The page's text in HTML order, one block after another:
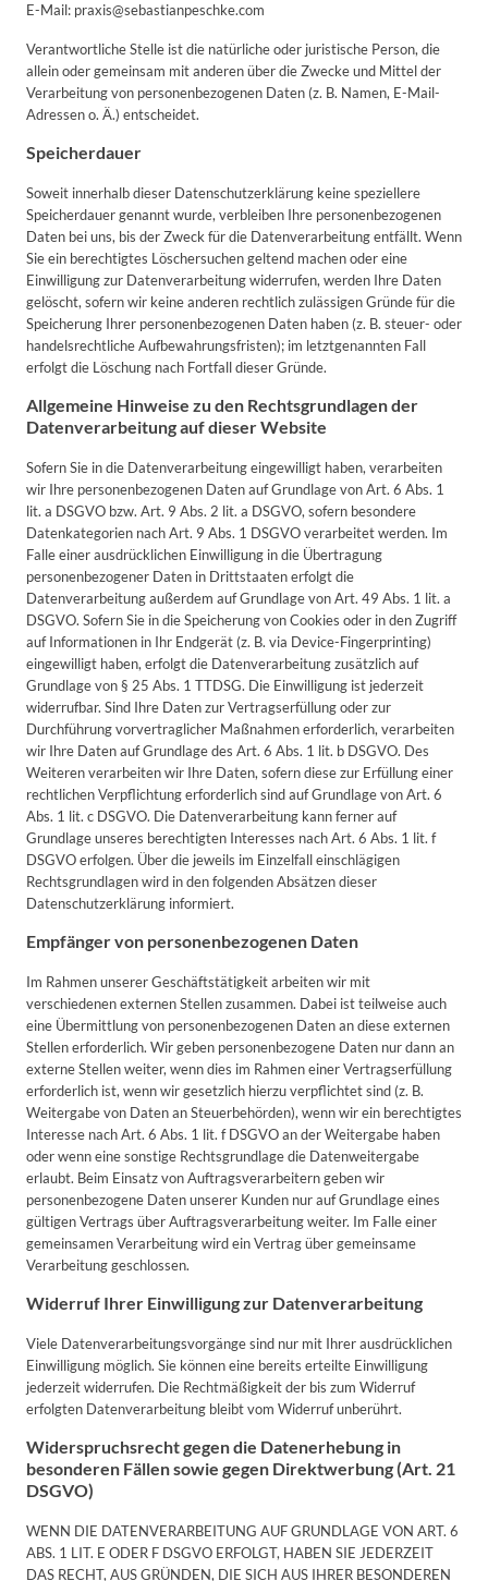
E-Mail: praxis@sebastianpeschke.com
Verantwortliche Stelle ist die natürliche oder juristische Person, die
allein oder gemeinsam mit anderen über die Zwecke und Mittel der
Verarbeitung von personenbezogenen Daten (z. B. Namen, E-Mail-
Adressen o. Ä.) entscheidet.
Speicherdauer
Soweit innerhalb dieser Datenschutzerklärung keine speziellere
Speicherdauer genannt wurde, verbleiben Ihre personenbezogenen
Daten bei uns, bis der Zweck für die Datenverarbeitung entfällt. Wenn
Sie ein berechtigtes Löschersuchen geltend machen oder eine
Einwilligung zur Datenverarbeitung widerrufen, werden Ihre Daten
gelöscht, sofern wir keine anderen rechtlich zulässigen Gründe für die
Speicherung Ihrer personenbezogenen Daten haben (z. B. steuer- oder
handelsrechtliche Aufbewahrungsfristen); im letztgenannten Fall
erfolgt die Löschung nach Fortfall dieser Gründe.
Allgemeine Hinweise zu den Rechtsgrundlagen der
Datenverarbeitung auf dieser Website
Sofern Sie in die Datenverarbeitung eingewilligt haben, verarbeiten
wir Ihre personenbezogenen Daten auf Grundlage von Art. 6 Abs. 1
lit. a DSGVO bzw. Art. 9 Abs. 2 lit. a DSGVO, sofern besondere
Datenkategorien nach Art. 9 Abs. 1 DSGVO verarbeitet werden. Im
Falle einer ausdrücklichen Einwilligung in die Übertragung
personenbezogener Daten in Drittstaaten erfolgt die
Datenverarbeitung außerdem auf Grundlage von Art. 49 Abs. 1 lit. a
DSGVO. Sofern Sie in die Speicherung von Cookies oder in den Zugriff
auf Informationen in Ihr Endgerät (z. B. via Device-Fingerprinting)
eingewilligt haben, erfolgt die Datenverarbeitung zusätzlich auf
Grundlage von § 25 Abs. 1 TTDSG. Die Einwilligung ist jederzeit
widerrufbar. Sind Ihre Daten zur Vertragserfüllung oder zur
Durchführung vorvertraglicher Maßnahmen erforderlich, verarbeiten
wir Ihre Daten auf Grundlage des Art. 6 Abs. 1 lit. b DSGVO. Des
Weiteren verarbeiten wir Ihre Daten, sofern diese zur Erfüllung einer
rechtlichen Verpflichtung erforderlich sind auf Grundlage von Art. 6
Abs. 1 lit. c DSGVO. Die Datenverarbeitung kann ferner auf
Grundlage unseres berechtigten Interesses nach Art. 6 Abs. 1 lit. f
DSGVO erfolgen. Über die jeweils im Einzelfall einschlägigen
Rechtsgrundlagen wird in den folgenden Absätzen dieser
Datenschutzerklärung informiert.
Empfänger von personenbezogenen Daten
Im Rahmen unserer Geschäftstätigkeit arbeiten wir mit
verschiedenen externen Stellen zusammen. Dabei ist teilweise auch
eine Übermittlung von personenbezogenen Daten an diese externen
Stellen erforderlich. Wir geben personenbezogene Daten nur dann an
externe Stellen weiter, wenn dies im Rahmen einer Vertragserfüllung
erforderlich ist, wenn wir gesetzlich hierzu verpflichtet sind (z. B.
Weitergabe von Daten an Steuerbehörden), wenn wir ein berechtigtes
Interesse nach Art. 6 Abs. 1 lit. f DSGVO an der Weitergabe haben
oder wenn eine sonstige Rechtsgrundlage die Datenweitergabe
erlaubt. Beim Einsatz von Auftragsverarbeitern geben wir
personenbezogene Daten unserer Kunden nur auf Grundlage eines
gültigen Vertrags über Auftragsverarbeitung weiter. Im Falle einer
gemeinsamen Verarbeitung wird ein Vertrag über gemeinsame
Verarbeitung geschlossen.
Widerruf Ihrer Einwilligung zur Datenverarbeitung
Viele Datenverarbeitungsvorgänge sind nur mit Ihrer ausdrücklichen
Einwilligung möglich. Sie können eine bereits erteilte Einwilligung
jederzeit widerrufen. Die Rechtmäßigkeit der bis zum Widerruf
erfolgten Datenverarbeitung bleibt vom Widerruf unberührt.
Widerspruchsrecht gegen die Datenerhebung in
besonderen Fällen sowie gegen Direktwerbung (Art. 21
DSGVO)
WENN DIE DATENVERARBEITUNG AUF GRUNDLAGE VON ART. 6
ABS. 1 LIT. E ODER F DSGVO ERFOLGT, HABEN SIE JEDERZEIT
DAS RECHT, AUS GRÜNDEN, DIE SICH AUS IHRER BESONDEREN